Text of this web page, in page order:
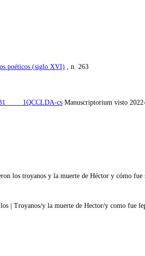
poéticos (siglo XVI) , n. 263
cs Manuscriptorium visto
los troyanos y la muerte de Héctor y cómo fue
| Troyanos/y la muerte de Hector/y como fue